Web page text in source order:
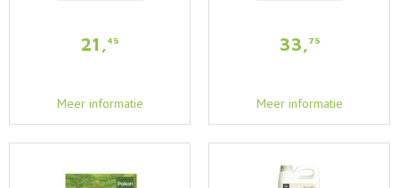
21 ,45
Meer informatie
33,75
Meer informatie